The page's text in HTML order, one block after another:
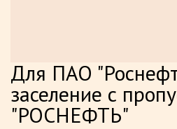
Для ПАО
заселение с
"РОСНЕФТЬ"